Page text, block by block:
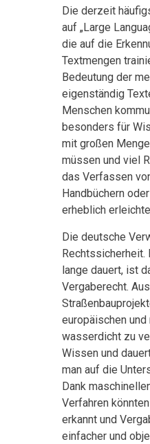
Die derzeit
auf „Large
die auf die
Textmengen
Bedeutung der
eigenständig
Menschen
besonders für
mit großen
müssen und viel
das Verfassen
Handbüchern
erheblich
Die deutsche
lange dauert, ist
Vergaberecht.
europäischen
wasserdicht zu
Wissen und
man auf die
Dank
Verfahren
erkannt und
einfacher und